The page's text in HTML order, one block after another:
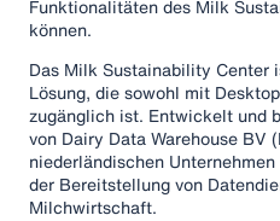
Funktionalitäten des Milk
können.
Das Milk Sustainability Center
Lösung, die sowohl mit
zugänglich ist. Entwickelt und
von Dairy Data Warehouse BV
niederländischen
der Bereitstellung von
Milchwirtschaft.